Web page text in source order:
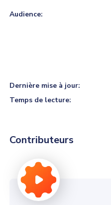
Audience:
Dernière mise à jour:
Temps de lecture:
Contributeurs